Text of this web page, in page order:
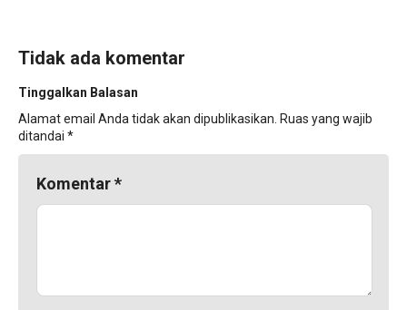
Tidak ada komentar
Tinggalkan Balasan
Alamat email Anda tidak akan dipublikasikan. Ruas yang wajib
ditandai *
Komentar*